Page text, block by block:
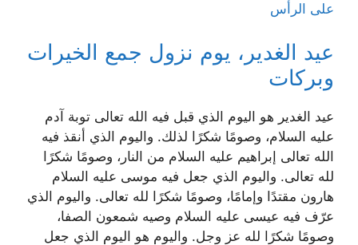
على الرأس
عيد الغدير، يوم نزول جمع الخيرات
وبركات
عيد الغدير هو اليوم الذي قبل فيه الله تعالى توبة آدم
عليه السلام، وصومًا شكرًا لذلك. واليوم الذي أنقذ فيه
الله تعالى إبراهيم عليه السلام من النار، وصومًا شكرًا
لله تعالى. واليوم الذي جعل فيه موسى عليه السلام
هارون مقتدًا وإمامًا، وصومًا شكرًا لله تعالى. واليوم الذي
عرّف فيه عيسى عليه السلام وصيه شمعون الصفا،
وصومًا شكرًا لله عز وجل. واليوم هو اليوم الذي جعل